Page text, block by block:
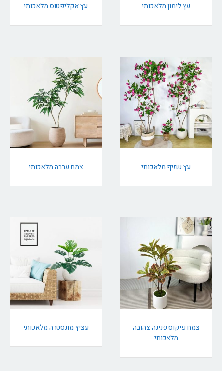
עץ לימון מלאכותי עץ אקליפטוס מלאכותי
עץ שזיף מלאכותי צמח ערבה מלאכותי
צמח פיקוס פנינה צהובה
מלאכותי
עציץ מונסטרה מלאכותי